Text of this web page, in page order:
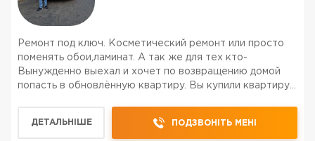
Ремонт под ключ. Косметический ремонт или просто
поменять обои,ламинат. А так же для тех кто-
Вынужденно выехал и хочет по возвращению домой
попасть в обновлённую квартиру. Вы купили квартиру
предоставл...
ДЕТАЛЬНІШЕ ПОДЗВОНІТЬ МЕНІ